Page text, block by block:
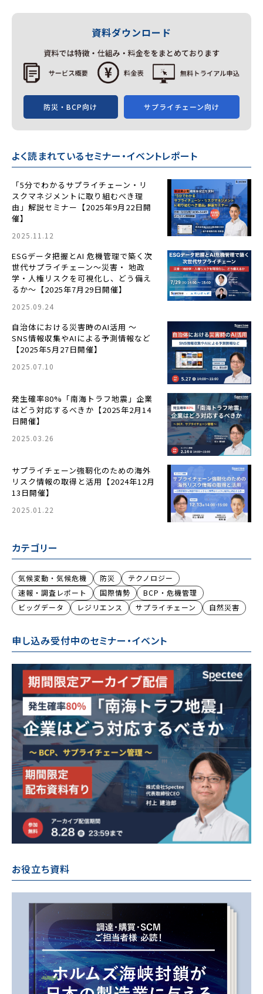
資料ダウンロード
防災・BCP向け サプライチェーン向け
よく読まれているセミナー・イベントレポート
「5分でわかるサプライチェーン・リ
スクマネジメントに取り組むべき理
由」解説セミナー【2025年9月22日開
催】
2025.11.12
ESGデータ把握とAI 危機管理で築く次
世代サプライチェーン～災害・ 地政
学・人権リスクを可視化し、どう備え
るか～【2025年7月29日開催】
2025.09.24
自治体における災害時のAI活用 ～
SNS情報収集やAIによる予測情報など
【2025年5月27日開催】
2025.07.10
発生確率80%「南海トラフ地震」企業
はどう対応するべきか【2025年2月14
日開催】
2025.03.26
サプライチェーン強靭化のための海外
リスク情報の取得と活用【2024年12月
13日開催】
2025.01.22
カテゴリー
気候変動・気候危機 防災
テクノロジー
速報・調査レポート
国際情勢
BCP・危機管理
ビッグデータ
レジリエンス サプライチェーン 自然災害
申し込み受付中のセミナー・イベント
お役立ち資料